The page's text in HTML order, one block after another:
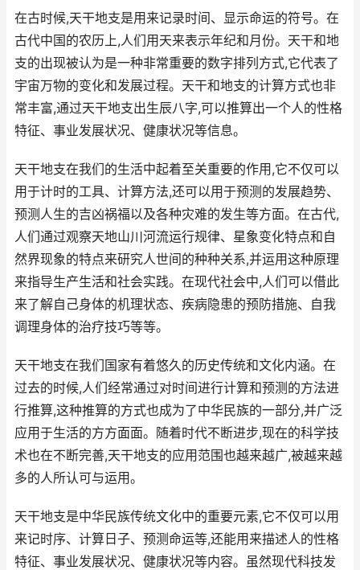
在古时候,天干地支是用来记录时间、显示命运的符号。在
古代中国的农历上,人们用天来表示年纪和月份。天干和地
支的出现被认为是一种非常重要的数字排列方式,它代表了
宇宙万物的变化和发展过程。天干和地支的计算方式也非
常丰富,通过天干地支出生辰八字,可以推算出一个人的性格
特征、事业发展状况、健康状况等信息。
天干地支在我们的生活中起着至关重要的作用,它不仅可以
用于计时的工具、计算方法,还可以用于预测的发展趋势、
预测人生的吉凶祸福以及各种灾难的发生等方面。在古代,
人们通过观察天地山川河流运行规律、星象变化特点和自
然界现象的特点来研究人世间的种种关系,并运用这种原理
来指导生产生活和社会实践。在现代社会中,人们可以借此
来了解自己身体的机理状态、疾病隐患的预防措施、自我
调理身体的治疗技巧等等。
天干地支在我们国家有着悠久的历史传统和文化内涵。在
过去的时候,人们经常通过对时间进行计算和预测的方法进
行推算,这种推算的方式也成为了中华民族的一部分,并广泛
应用于生活的方方面面。随着时代不断进步,现在的科学技
术也在不断完善,天干地支的应用范围也越来越广,被越来越
多的人所认可与运用。
天干地支是中华民族传统文化中的重要元素,它不仅可以用
来记时序、计算日子、预测命运等,还能用来描述人的性格
特征、事业发展状况、健康状况等内容。虽然现代科技发